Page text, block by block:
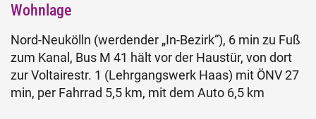
Wohnlage
Nord-Neukölln (werdender „In-Bezirk“), 6 min zu Fuß
zum Kanal, Bus M 41 hält vor der Haustür, von dort
zur Voltairestr. 1 (Lehrgangswerk Haas) mit ÖNV 27
min, per Fahrrad 5,5 km, mit dem Auto 6,5 km